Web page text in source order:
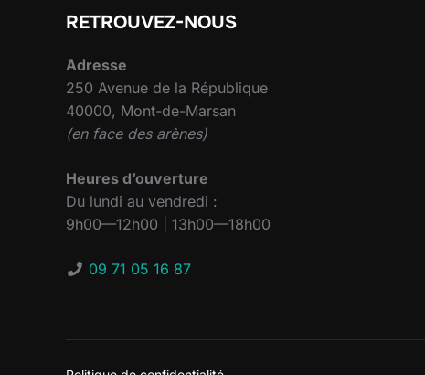
RETROUVEZ-NOUS
Adresse
250 Avenue de la République
40000, Mont-de-Marsan
(en face des arènes)
Heures d’ouverture
Du lundi au vendredi :
9h00—12h00 | 13h00—18h00
09 71 05 16 87